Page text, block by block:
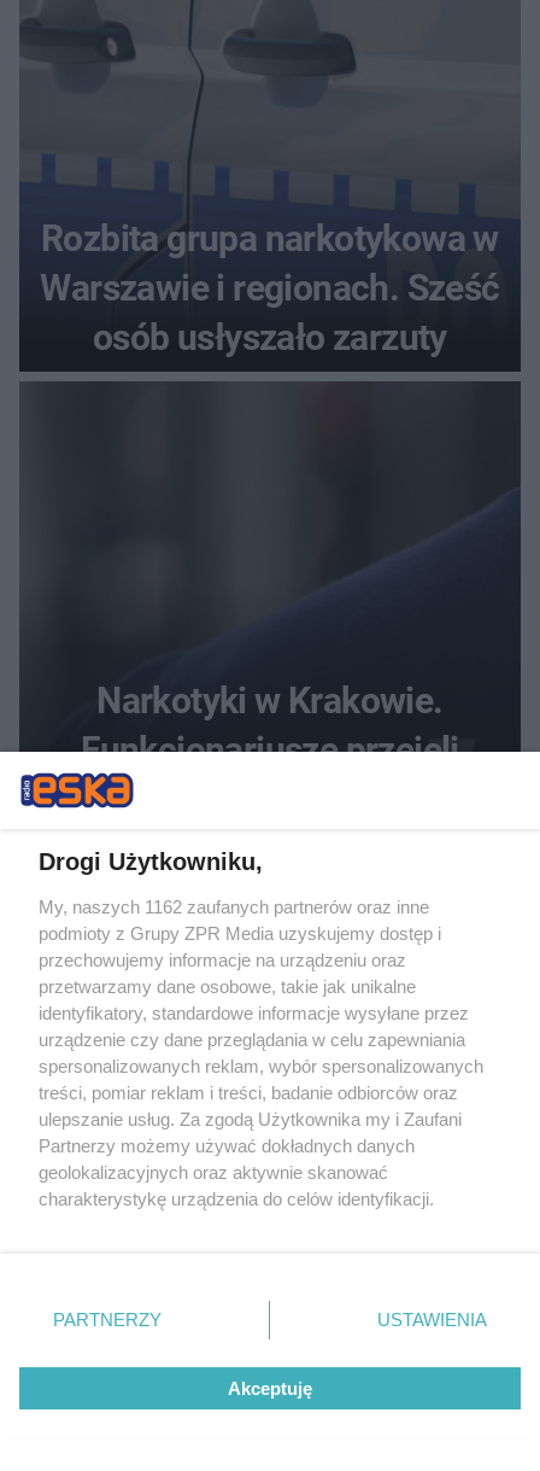
Rozbita grupa narkotykowa w
Warszawie i regionach. Sześć
osób usłyszało zarzuty
Narkotyki w Krakowie.
Funkcjonariusze przejęli
blisko 11 kg nielegalnych
substancji
Zabójstwo w gminie Klwów.
Policjanci zatrzymali dwoje
podejrzanych
Drogi Użytkowniku,
My, naszych 1162 zaufanych partnerów oraz inne
podmioty z Grupy ZPR Media uzyskujemy dostęp i
przechowujemy informacje na urządzeniu oraz
przetwarzamy dane osobowe, takie jak unikalne
identyfikatory, standardowe informacje wysyłane przez
urządzenie czy dane przeglądania w celu zapewniania
spersonalizowanych reklam, wybór spersonalizowanych
treści, pomiar reklam i treści, badanie odbiorców oraz
ulepszanie usług. Za zgodą Użytkownika my i Zaufani
Partnerzy możemy używać dokładnych danych
geolokalizacyjnych oraz aktywnie skanować
charakterystykę urządzenia do celów identyfikacji.
zmienić/wycofać klikając przycisk ustawień prywatności
znajdujący się w lewym dolnym rogu strony
rodzaje przetwarzania danych nie wymagają zgody
użytkownika, ale masz prawo sprzeciwić się takiemu
przetwarzaniu. Preferencje będą miały zastosowanie tylko
PARTNERZY USTAWIENIA
Akceptuję